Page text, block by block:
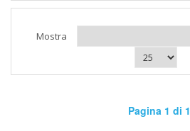
Mostra
Pagina 1 di 1